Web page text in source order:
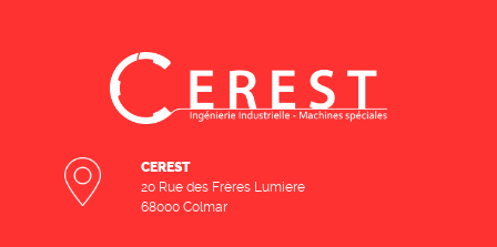
CEREST
20 Rue des Frères Lumiere
68000 Colmar